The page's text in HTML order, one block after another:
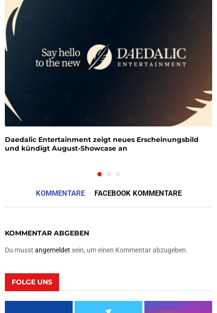
Daedalic Entertainment zeigt neues Erscheinungsbild
und kündigt August-Showcase an
KOMMENTARE FACEBOOK KOMMENTARE
KOMMENTAR ABGEBEN
Du musst angemeldet sein, um einen Kommentar abzugeben.
FOLGE UNS